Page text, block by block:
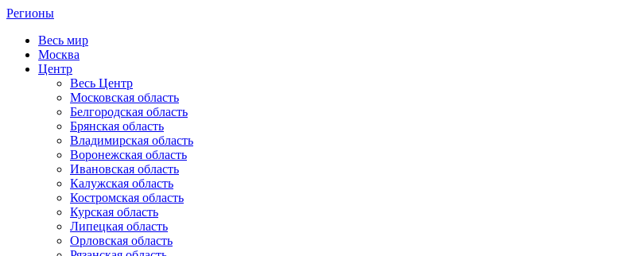
Регионы
Весь мир
Москва
Центр
Весь Центр
Московская область
Белгородская область
Брянская область
Владимирская область
Воронежская область
Ивановская область
Калужская область
Костромская область
Курская область
Липецкая область
Орловская область